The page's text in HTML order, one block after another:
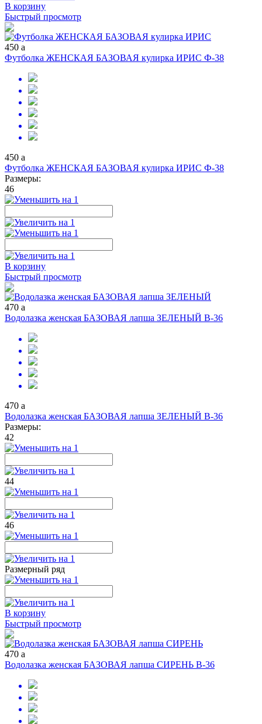
В корзину
Быстрый просмотр
450 a
Футболка ЖЕНСКАЯ БАЗОВАЯ кулирка ИРИС Ф-38
450 a
Футболка ЖЕНСКАЯ БАЗОВАЯ кулирка ИРИС Ф-38
Размеры:
46
В корзину
Быстрый просмотр
470 a
Водолазка женская БАЗОВАЯ лапша ЗЕЛЕНЫЙ В-36
470 a
Водолазка женская БАЗОВАЯ лапша ЗЕЛЕНЫЙ В-36
Размеры:
42
44
46
Размерный ряд
В корзину
Быстрый просмотр
470 a
Водолазка женская БАЗОВАЯ лапша СИРЕНЬ В-36